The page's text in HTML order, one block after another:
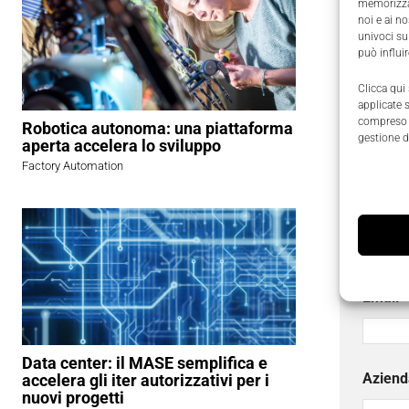
noi e ai
univoci
può
Clicca qui
applicate
gestione
Robotica autonoma: una piattaforma
aperta accelera lo sviluppo
Factory Automation
Data center: il MASE semplifica e
accelera gli iter autorizzativi per i
nuovi progetti
gestire
Porte
cambio
I
Nome
Email*